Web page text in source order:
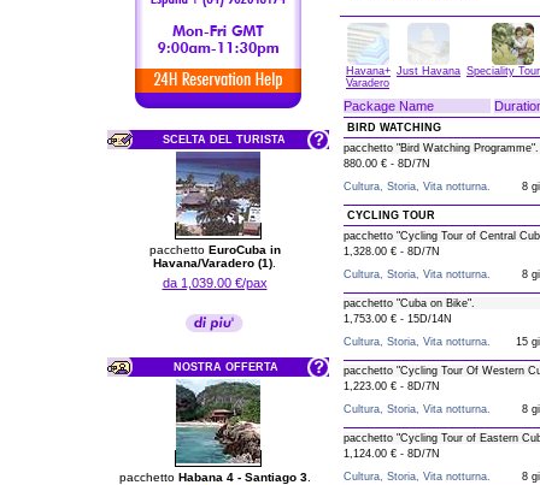
SCELTA DEL TURISTA
pacchetto EuroCuba in
Havana/Varadero (1)
da 1,039.00 €/pax
NOSTRA OFFERTA
pacchetto Habana 4 - Santiago 3.
Havana+
Varadero
Just Havana Speciality
Package Name
BIRD WATCHING
pacchetto "Bird Watching Programme".
880.00 € - 8D/7N
Cultura, Storia, Vita notturna.
8
CYCLING TOUR
pacchetto "Cycling Tour of Central
1,328.00 € - 8D/7N
Cultura, Storia, Vita notturna.
8
pacchetto "Cuba on Bike".
1,753.00 € - 15D/14N
Cultura, Storia, Vita notturna.
15
pacchetto "Cycling Tour Of Western
1,223.00 € - 8D/7N
Cultura, Storia, Vita notturna.
8
pacchetto "Cycling Tour of Eastern
1,124.00 € - 8D/7N
Cultura, Storia, Vita notturna.
8